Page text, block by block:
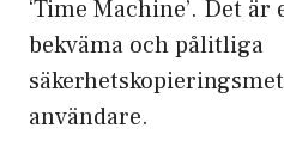
‘Time Machine’. Det är
bekväma och pålitliga
användare.